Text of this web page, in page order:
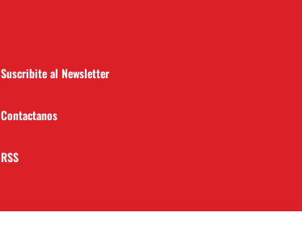
Suscribite al Newsletter
Contactanos
RSS